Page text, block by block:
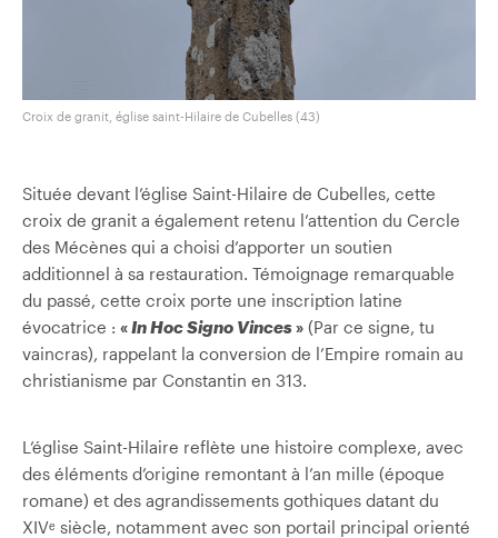
Croix de granit, église saint-Hilaire de Cubelles (43)
Située devant l’église Saint-Hilaire de Cubelles, cette
croix de granit a également retenu l’attention du Cercle
des Mécènes qui a choisi d’apporter un soutien
additionnel à sa restauration. Témoignage remarquable
du passé, cette croix porte une inscription latine
évocatrice : «In Hoc Signo Vinces» (Par ce signe, tu
vaincras), rappelant la conversion de l’Empire romain au
christianisme par Constantin en 313.
L’église Saint-Hilaire reflète une histoire complexe, avec
des éléments d’origine remontant à l’an mille (époque
romane) et des agrandissements gothiques datant du
XIVᵉ siècle, notamment avec son portail principal orienté